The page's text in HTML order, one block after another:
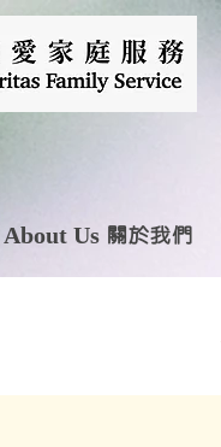
About Us 關於我們